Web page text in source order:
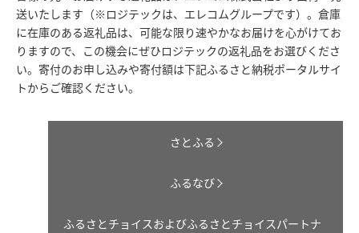
送いたします（※ロジテックは、エレコムグループです）。倉庫
に在庫のある返礼品は、可能な限り速やかなお届けを心がけてお
りますので、この機会にぜひロジテックの返礼品をお選びくださ
い。寄付のお申し込みや寄付額は下記ふるさと納税ポータルサイ
トからご確認ください。
さとふる
ふるなび
ふるさとチョイスおよびふるさとチョイスパートナ